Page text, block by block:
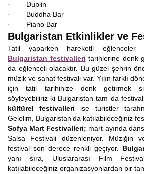
· Dublin
· Buddha Bar
· Piano Bar
Bulgaristan Etkinlikler ve
Tatil yaparken hareketli eğlenceler
Bulgaristan festivalleri tarihlerine denk
da eğlenceli olacaktır. Bu güzel şehrin
müzik ve sanat festivali var. Yılın farklı
için tatil tarihinize denk getirmek
söyleyebiliriz ki Bulgaristan tam da
kültürel festivalleri ise turistler
Gelelim, Bulgaristan’da katılabileceğiniz
Sofya Mart Festivalleri; mart ayında
Salsa Festivali düzenleniyor. Müziğin
festival son derece renkli geçiyor.
yanı sıra, Uluslararası Film
katılabileceğiniz organizasyonlardan bir